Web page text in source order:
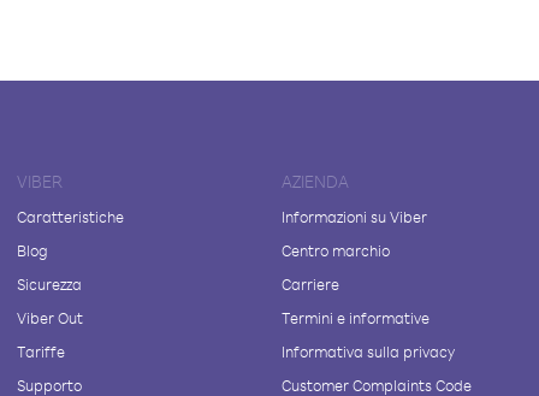
VIBER
Caratteristiche
Blog
Sicurezza
Viber Out
Tariffe
Supporto
AZIENDA
Informazioni su Viber
Centro marchio
Carriere
Termini e informative
Informativa sulla privacy
Customer Complaints Code